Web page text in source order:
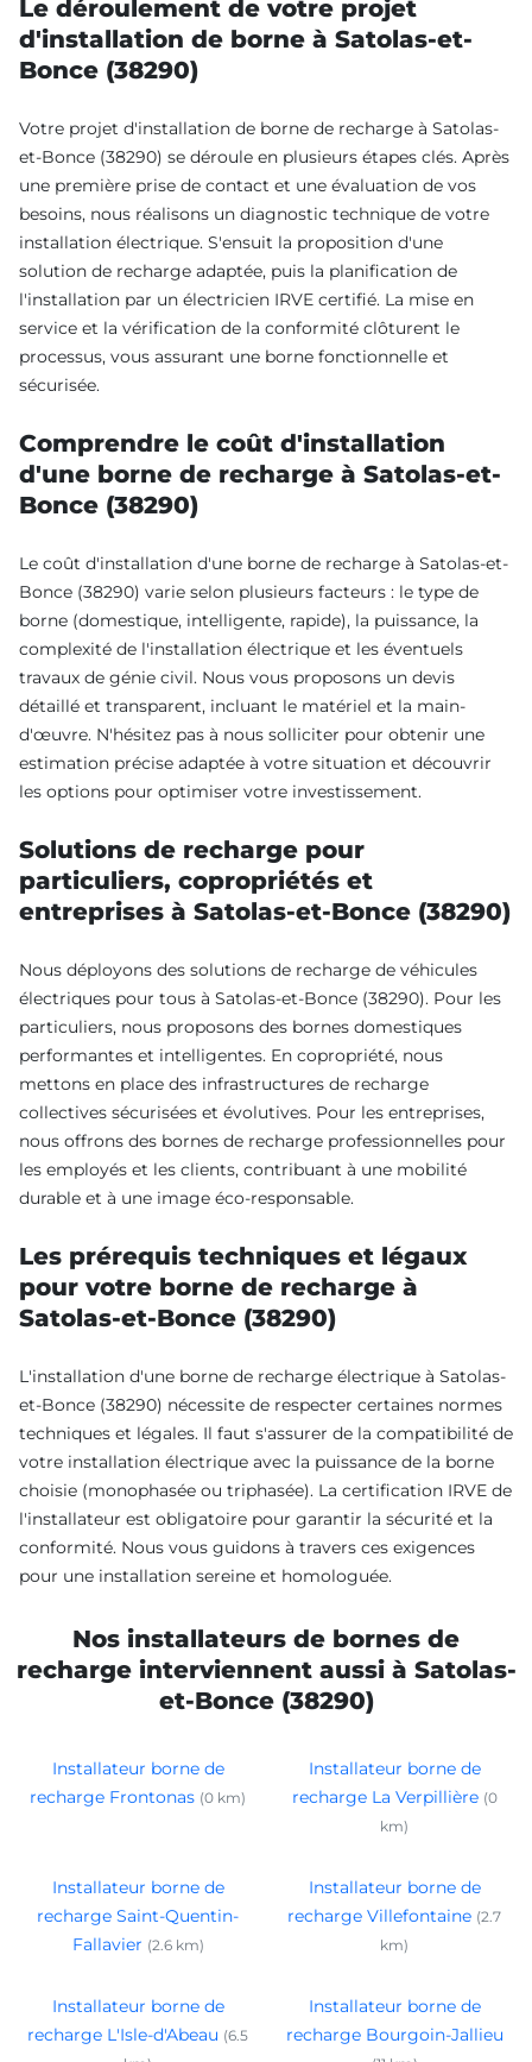
Le déroulement de votre projet
d'installation de borne à Satolas-et-
Bonce (38290)
Votre projet d'installation de borne de recharge à Satolas-
et-Bonce (38290) se déroule en plusieurs étapes clés. Après
une première prise de contact et une évaluation de vos
besoins, nous réalisons un diagnostic technique de votre
installation électrique. S'ensuit la proposition d'une
solution de recharge adaptée, puis la planification de
l'installation par un électricien IRVE certifié. La mise en
service et la vérification de la conformité clôturent le
processus, vous assurant une borne fonctionnelle et
sécurisée.
Comprendre le coût d'installation
d'une borne de recharge à Satolas-et-
Bonce (38290)
Le coût d'installation d'une borne de recharge à Satolas-et-
Bonce (38290) varie selon plusieurs facteurs : le type de
borne (domestique, intelligente, rapide), la puissance, la
complexité de l'installation électrique et les éventuels
travaux de génie civil. Nous vous proposons un devis
détaillé et transparent, incluant le matériel et la main-
d'œuvre. N'hésitez pas à nous solliciter pour obtenir une
estimation précise adaptée à votre situation et découvrir
les options pour optimiser votre investissement.
Solutions de recharge pour
particuliers, copropriétés et
entreprises à Satolas-et-Bonce (38290)
Nous déployons des solutions de recharge de véhicules
électriques pour tous à Satolas-et-Bonce (38290). Pour les
particuliers, nous proposons des bornes domestiques
performantes et intelligentes. En copropriété, nous
mettons en place des infrastructures de recharge
collectives sécurisées et évolutives. Pour les entreprises,
nous offrons des bornes de recharge professionnelles pour
les employés et les clients, contribuant à une mobilité
durable et à une image éco-responsable.
Les prérequis techniques et légaux
pour votre borne de recharge à
Satolas-et-Bonce (38290)
L'installation d'une borne de recharge électrique à Satolas-
et-Bonce (38290) nécessite de respecter certaines normes
techniques et légales. Il faut s'assurer de la compatibilité de
votre installation électrique avec la puissance de la borne
choisie (monophasée ou triphasée). La certification IRVE de
l'installateur est obligatoire pour garantir la sécurité et la
conformité. Nous vous guidons à travers ces exigences
pour une installation sereine et homologuée.
Nos installateurs de bornes de
recharge interviennent aussi à Satolas-
et-Bonce (38290)
Installateur borne de
recharge Frontonas (0 km)
Installateur borne de
recharge La Verpillière (0
km)
Installateur borne de
recharge Saint-Quentin-
Fallavier (2.6 km)
Installateur borne de
recharge Villefontaine (2.7
km)
Installateur borne de
recharge L'Isle-d'Abeau (6.5
Installateur borne de
recharge Bourgoin-Jallieu